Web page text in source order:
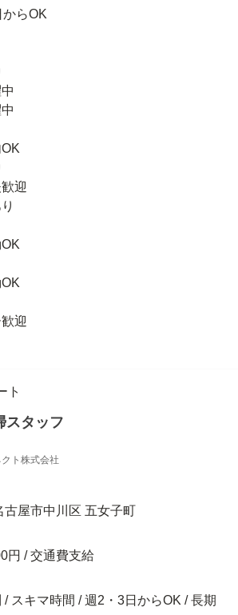
らOK
迎
迎
ト
スタッフ
ト株式会社
古屋市中川区 五女子町
円 / 交通費支給
/ スキマ時間 / 週2・3日からOK / 長期